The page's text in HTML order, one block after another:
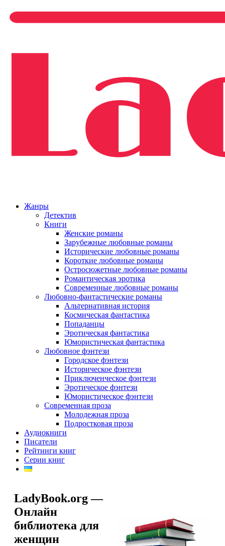
Жанры
Детектив
Книги
Женские романы
Зарубежные любовные романы
Исторические любовные романы
Короткие любовные романы
Остросюжетные любовные романы
Романтическая эротика
Современные любовные романы
Любовно-фантастические романы
Альтернативная история
Космическая фантастика
Попаданцы
Эротическая фантастика
Юмористическая фантастика
Любовное фэнтези
Городское фэнтези
Историческое фэнтези
Приключенческое фэнтези
Эротическое фэнтези
Юмористическое фэнтези
Современная проза
Молодежная проза
Подростковая проза
Аудиокниги
Писатели
Рейтинги книг
Серии книг
LadyBook.org —
Онлайн
библиотека для
женщин